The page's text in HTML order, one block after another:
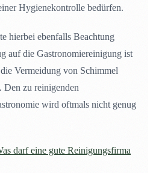
Hygienekontrolle bedürfen.
hierbei ebenfalls Beachtung
auf die Gastronomiereinigung ist
Vermeidung von Schimmel
Den zu reinigenden
wird oftmals nicht genug
darf eine gute Reinigungsfirma